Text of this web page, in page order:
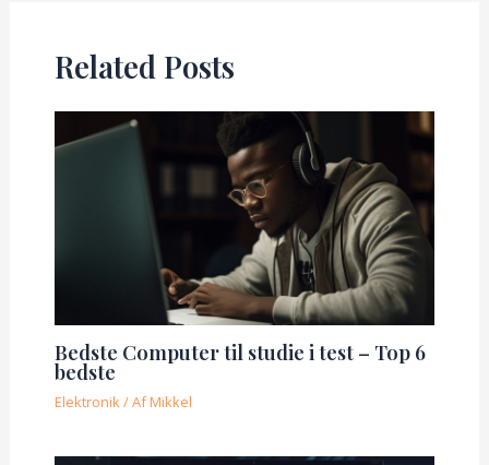
Related Posts
Bedste Computer til studie i test – Top 6
bedste
Elektronik/ AfMikkel